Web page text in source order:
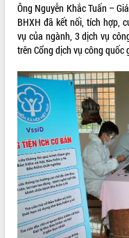
QUY HOẠCH - KẾ HOẠCH
Ông Nguyễn Khắc Tuấn –
BHXH đã kết nối, tích hợp,
vụ của ngành, 3 dịch vụ
trên Cổng dịch vụ công quốc